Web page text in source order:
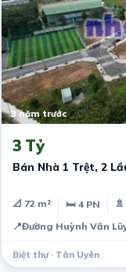
3 năm trước
3 Tỷ
Bán Nhà 1 Trệt, 2
📐 72 m² 🛏 4 PN
📍Đường Huỳnh Văn
Biệt thự · Tân Uyên